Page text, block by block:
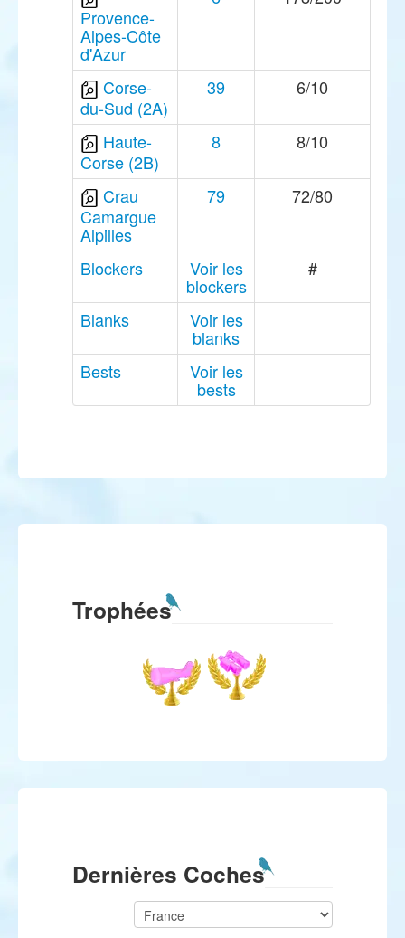
Provence-
Alpes-Côte
d'Azur
Corse-
du-Sud (2A)
39 6/10
Haute-
Corse (2B)
8 8/10
Crau
Camargue
Alpilles
79 72/80
Blockers Voir les
blockers
#
Blanks Voir les
blanks
Bests
Voir les
bests
Trophées
Dernières Coches